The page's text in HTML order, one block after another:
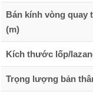
Bán kính vòng quay
(m)
Kích thước lốp/
Trọng lượng bản